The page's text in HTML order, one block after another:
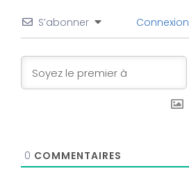
S’abonner Connexion
0 COMMENTAIRES